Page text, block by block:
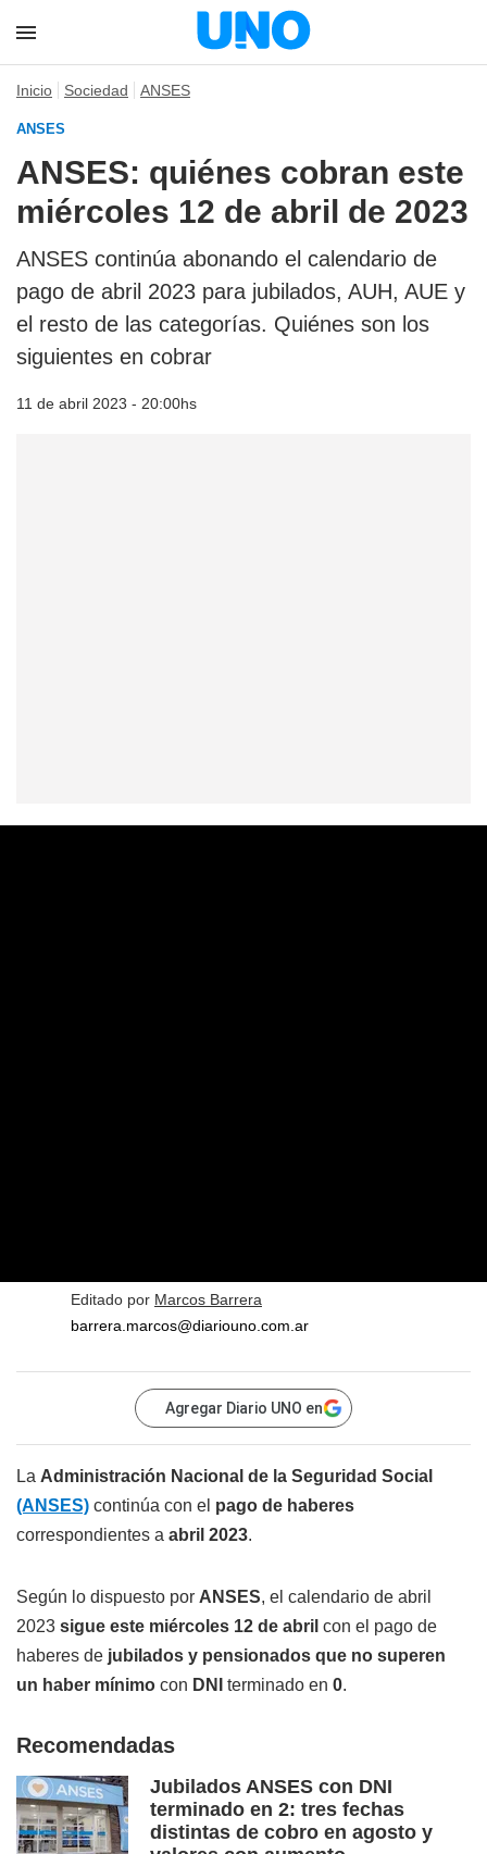
Inicio Sociedad ANSES
ANSES
ANSES: quiénes cobran este
miércoles 12 de abril de 2023
ANSES continúa abonando el calendario de
pago de abril 2023 para jubilados, AUH, AUE y
el resto de las categorías. Quiénes son los
siguientes en cobrar
11 de abril 2023 - 20:00hs
Editado por Marcos Barrera
barrera.marcos@diariouno.com.ar
Agregar Diario UNO en
La Administración Nacional de la Seguridad Social
(ANSES) continúa con el pago de haberes
correspondientes a abril 2023.
Según lo dispuesto por ANSES, el calendario de abril
2023 sigue este miércoles 12 de abril con el pago de
haberes de jubilados y pensionados que no superen
un haber mínimo con DNI terminado en 0.
Recomendadas
Jubilados ANSES con DNI
terminado en 2: tres fechas
distintas de cobro en agosto y